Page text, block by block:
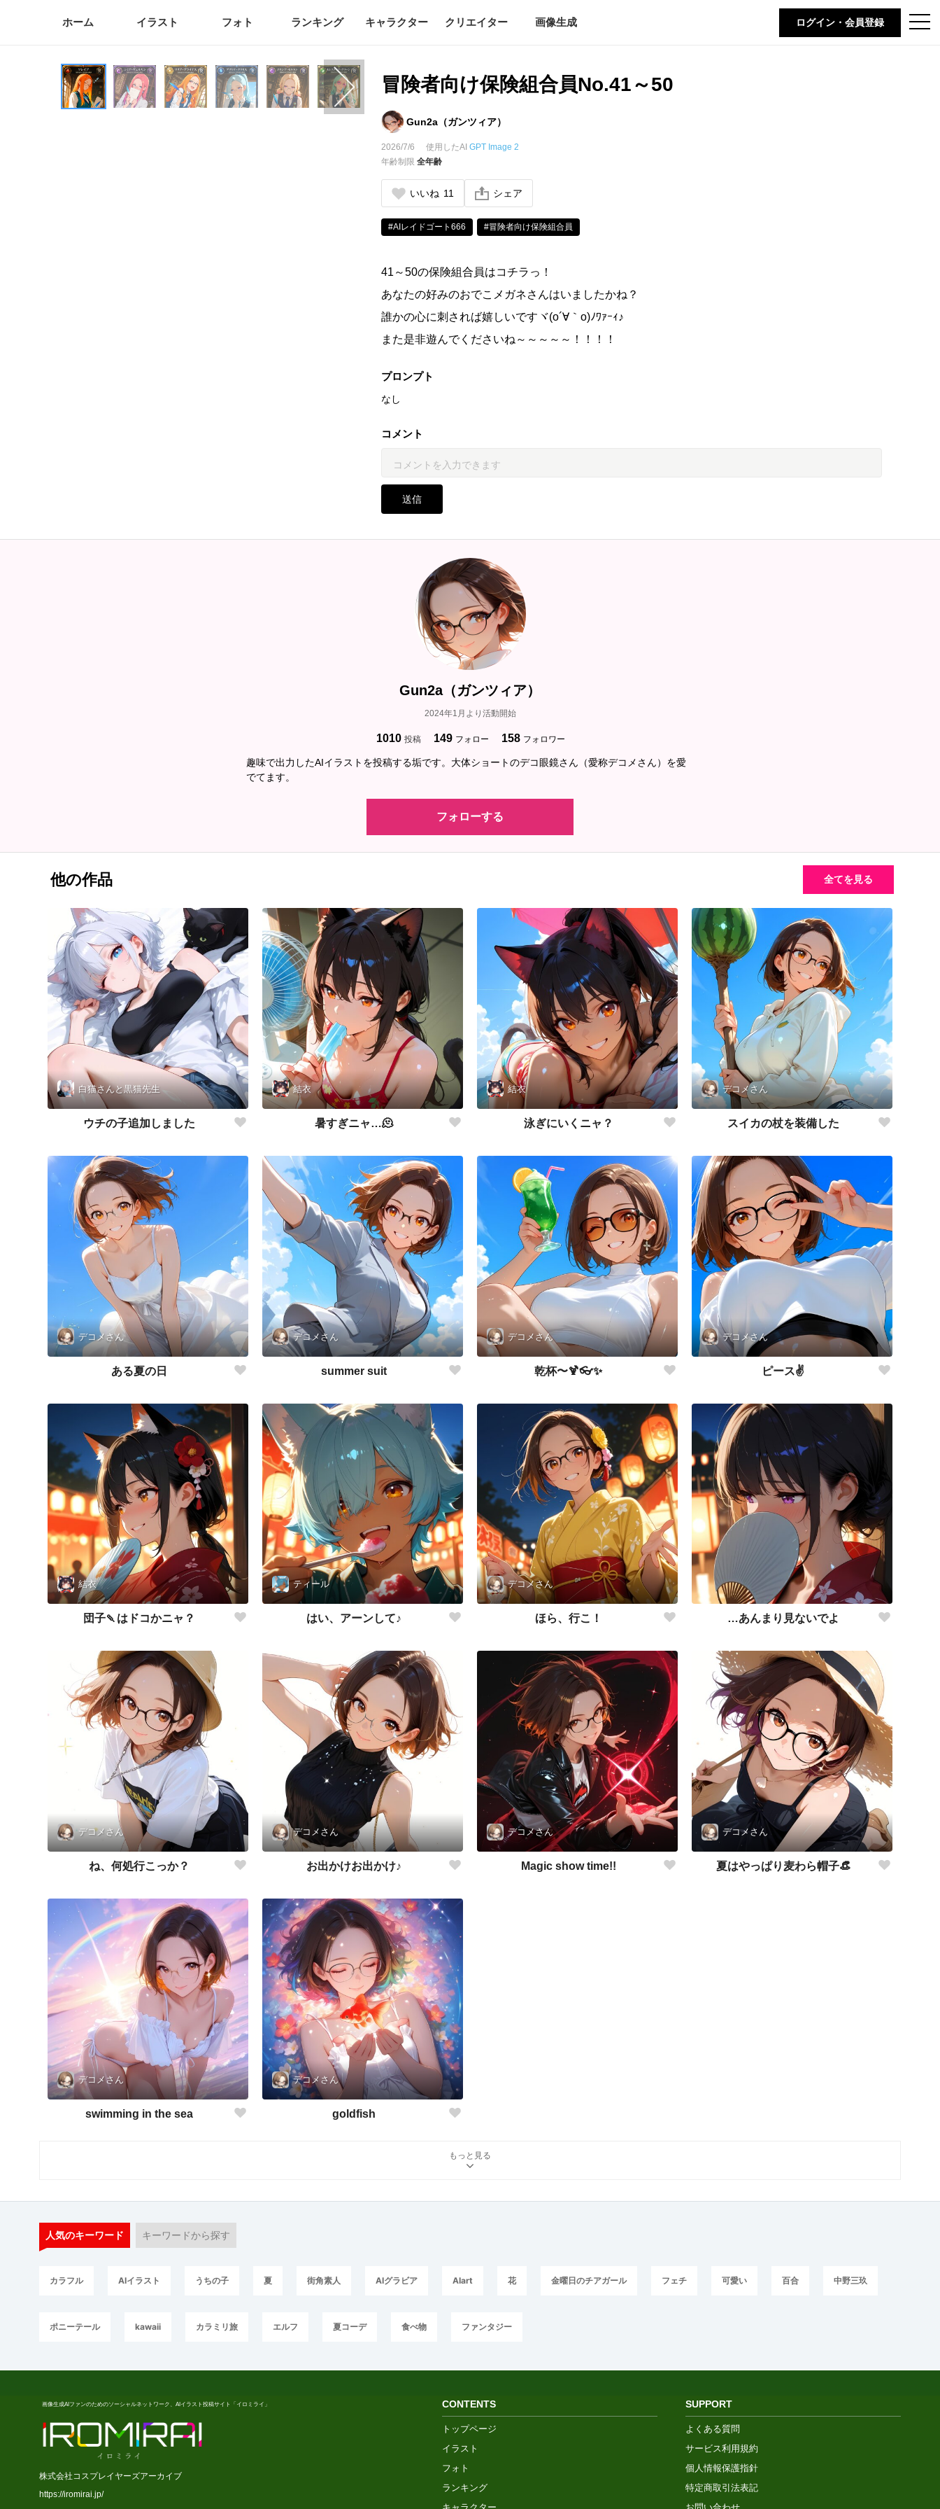
t
o
ホーム イラスト フォト ランキング キャラクター クリエイター 画像生成 ログイン・会員登録
冒険者向け保険組合員No.41～50
Gun2a（ガンツィア）
2026/7/6 使用したAIGPT Image 2
年齢制限全年齢
いいね 11 シェア
#AIレイドゴート666 #冒険者向け保険組合員
41～50の保険組合員はコチラっ！
あなたの好みのおでこメガネさんはいましたかね？
誰かの心に刺されば嬉しいですヾ(o´∀｀o)ﾉﾜｧｰｨ♪
また是非遊んでくださいね～～～～～！！！！
プロンプト
なし
コメント
送信
Gun2a（ガンツィア）
2024年1月より活動開始
1010 投稿 149 フォロー 158 フォロワー
趣味で出力したAIイラストを投稿する垢です。大体ショートのデコ眼鏡さん（愛称デコメさん）を愛
でてます。
フォローする
他の作品 全てを見る
白猫さんと黒猫先生
ウチの子追加しました
結衣
暑すぎニャ…🫠
結衣
泳ぎにいくニャ？
デコメさん
スイカの杖を装備した
デコメさん
ある夏の日
デコメさん
summer suit
デコメさん
乾杯〜🍹👓✨
デコメさん
ピース✌️
結衣
団子🍡はドコかニャ？
ティール
はい、アーンして♪
デコメさん
ほら、行こ！ …あんまり見ないでよ
デコメさん
ね、何処行こっか？
デコメさん
お出かけお出かけ♪
デコメさん
Magic show time!!
デコメさん
夏はやっぱり麦わら帽子👒
デコメさん
swimming in the sea
デコメさん
goldfish
もっと見る
人気のキーワード キーワードから探す
カラフル AIイラスト うちの子 夏 街角素人 AIグラビア AIart 花 金曜日のチアガール フェチ 可愛い 百合 中野三玖
ポニーテール kawaii カラミリ旅 エルフ 夏コーデ 食べ物 ファンタジー
画像生成AIファンのためのソーシャルネットワーク、AIイラスト投稿サイト「イロミライ」
株式会社コスプレイヤーズアーカイブ
https://iromirai.jp/
SUPPORT
よくある質問
サービス利用規約
個人情報保護指針
特定商取引法表記
CONTENTS
トップページ
イラスト
フォト
ランキング